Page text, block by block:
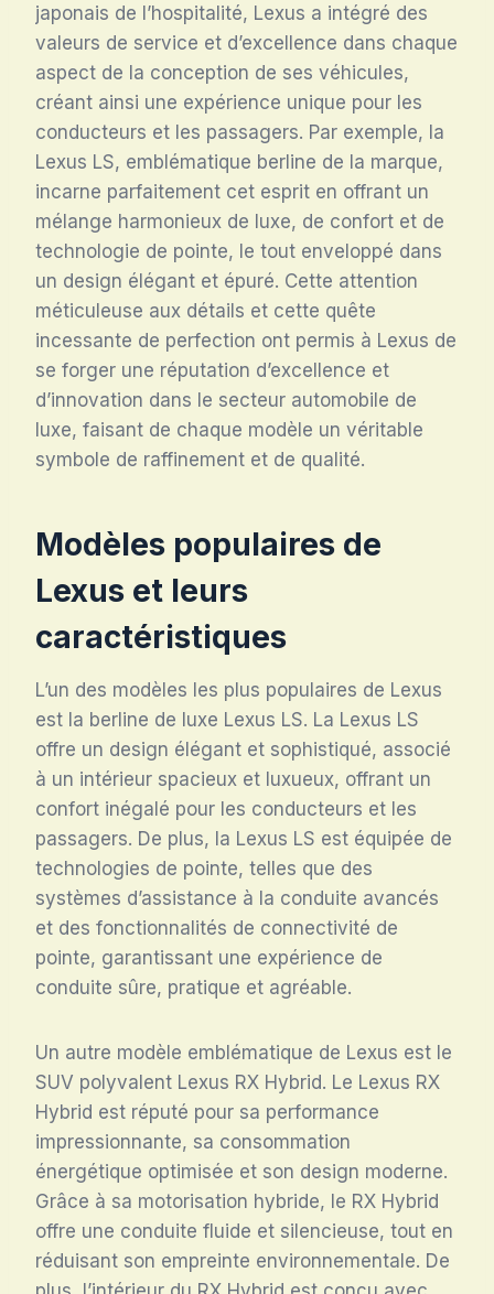
japonais de l’hospitalité, Lexus a intégré des
valeurs de service et d’excellence dans chaque
aspect de la conception de ses véhicules,
créant ainsi une expérience unique pour les
conducteurs et les passagers. Par exemple, la
Lexus LS, emblématique berline de la marque,
incarne parfaitement cet esprit en offrant un
mélange harmonieux de luxe, de confort et de
technologie de pointe, le tout enveloppé dans
un design élégant et épuré. Cette attention
méticuleuse aux détails et cette quête
incessante de perfection ont permis à Lexus de
se forger une réputation d’excellence et
d’innovation dans le secteur automobile de
luxe, faisant de chaque modèle un véritable
symbole de raffinement et de qualité.
Modèles populaires de
Lexus et leurs
caractéristiques
L’un des modèles les plus populaires de Lexus
est la berline de luxe Lexus LS. La Lexus LS
offre un design élégant et sophistiqué, associé
à un intérieur spacieux et luxueux, offrant un
confort inégalé pour les conducteurs et les
passagers. De plus, la Lexus LS est équipée de
technologies de pointe, telles que des
systèmes d’assistance à la conduite avancés
et des fonctionnalités de connectivité de
pointe, garantissant une expérience de
conduite sûre, pratique et agréable.
Un autre modèle emblématique de Lexus est le
SUV polyvalent Lexus RX Hybrid. Le Lexus RX
Hybrid est réputé pour sa performance
impressionnante, sa consommation
énergétique optimisée et son design moderne.
Grâce à sa motorisation hybride, le RX Hybrid
offre une conduite fluide et silencieuse, tout en
réduisant son empreinte environnementale. De